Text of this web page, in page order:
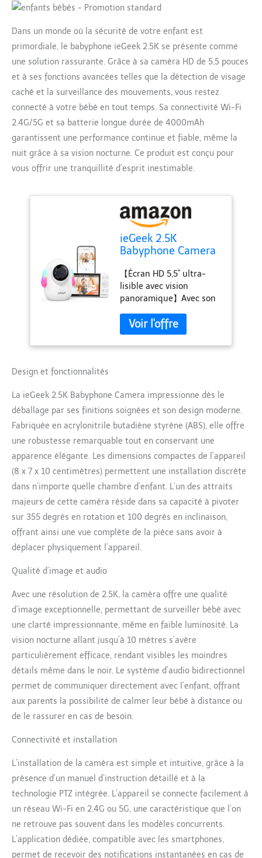
Dans un monde où la sécurité de votre enfant est
primordiale, le babyphone ieGeek 2.5K se présente comme
une solution rassurante. Grâce à sa caméra HD de 5,5 pouces
et à ses fonctions avancées telles que la détection de visage
caché et la surveillance des mouvements, vous restez
connecté à votre bébé en tout temps. Sa connectivité Wi-Fi
2.4G/5G et sa batterie longue durée de 4000mAh
garantissent une performance continue et fiable, même la
nuit grâce à sa vision nocturne. Ce produit est conçu pour
vous offrir une tranquillité d’esprit inestimable.
ieGeek 2.5K
Babyphone Camera
Colorées, 5.5"
Camera Bebe avec
Application
Telephone,
Détection
D'occlusion des
Visages,
【Écran HD 5,5" ultra-
lisible avec vision
panoramique】Avec son
technologie anti-reflet,
cette camera bebe
surveillance offre une
cuisine ou le salon. Les
filtres adaptatifs
garantissent des images
nettes en journée
(couleurs vives) comme la
nuit (vision noir & blanc
haute résolution). Parfait
pour capturer les
même en multitâche.
【IA intelligente avec
détection multi-risques
et alertes instantanées】
du visage, la position
allongée (couchée sur le
ambiante et les zones
dangereuses grâce à des
capteurs avancés et un
algorithme
d’apprentissage
automatique. Recevez
des notifications push
immédiates sur votre
ne survienne. 【Caméra
355° rotative avec zoom
4x et contrôle à
caméra sur 355°
horizontalement et
inclinez-la de 100° pour
suivre tous ses jeux ou
Design et fonctionnalités
La ieGeek 2.5K Babyphone Camera impressionne dès le
déballage par ses finitions soignées et son design moderne.
Fabriquée en acrylonitrile butadiène styrène (ABS), elle offre
une robustesse remarquable tout en conservant une
apparence élégante. Les dimensions compactes de l’appareil
(8 x 7 x 10 centimètres) permettent une installation discrète
dans n’importe quelle chambre d’enfant. L’un des attraits
majeurs de cette caméra réside dans sa capacité à pivoter
sur 355 degrés en rotation et 100 degrés en inclinaison,
offrant ainsi une vue complète de la pièce sans avoir à
déplacer physiquement l’appareil.
Qualité d’image et audio
Avec une résolution de 2.5K, la caméra offre une qualité
d’image exceptionnelle, permettant de surveiller bébé avec
une clarté impressionnante, même en faible luminosité. La
vision nocturne allant jusqu’à 10 mètres s’avère
particulièrement efficace, rendant visibles les moindres
détails même dans le noir. Le système d’audio bidirectionnel
permet de communiquer directement avec l’enfant, offrant
aux parents la possibilité de calmer leur bébé à distance ou
de le rassurer en cas de besoin.
Connectivité et installation
L’installation de la caméra est simple et intuitive, grâce à la
présence d’un manuel d’instruction détaillé et à la
technologie PTZ intégrée. L’appareil se connecte facilement à
un réseau Wi-Fi en 2.4G ou 5G, une caractéristique que l’on
ne retrouve pas souvent dans les modèles concurrents.
L’application dédiée, compatible avec les smartphones,
permet de recevoir des notifications instantanées en cas de